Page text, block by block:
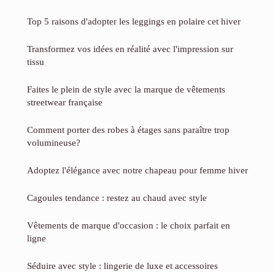
Top 5 raisons d'adopter les leggings en polaire cet hiver
Transformez vos idées en réalité avec l'impression sur
tissu
Faites le plein de style avec la marque de vêtements
streetwear française
Comment porter des robes à étages sans paraître trop
volumineuse?
Adoptez l'élégance avec notre chapeau pour femme hiver
Cagoules tendance : restez au chaud avec style
Vêtements de marque d'occasion : le choix parfait en
ligne
Séduire avec style : lingerie de luxe et accessoires